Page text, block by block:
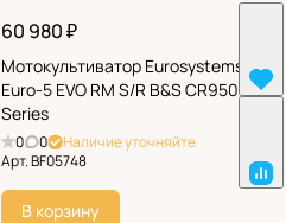
60 980 ₽
Мотокультиватор Eurosystems
Euro-5 EVO RM S/R B&S CR950
Series
0 0
Наличие уточняйте
Арт.BF05748
В корзину